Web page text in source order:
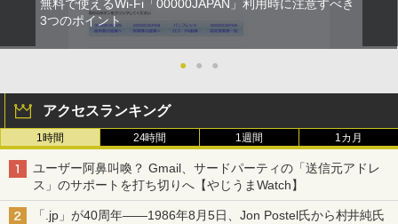
無料で使えるWi-Fi「00000JAPAN」利用時に注意すべき
3つのポイント
● ● ●
アクセスランキング
1時間 24時間 1週間 1カ月
ユーザー阿鼻叫喚？ Gmail、サードパーティの「送信元アドレ
ス」のサポートを打ち切りへ【やじうまWatch】
「.jp」が40周年――1986年8月5日、Jon Postel氏から村井純氏